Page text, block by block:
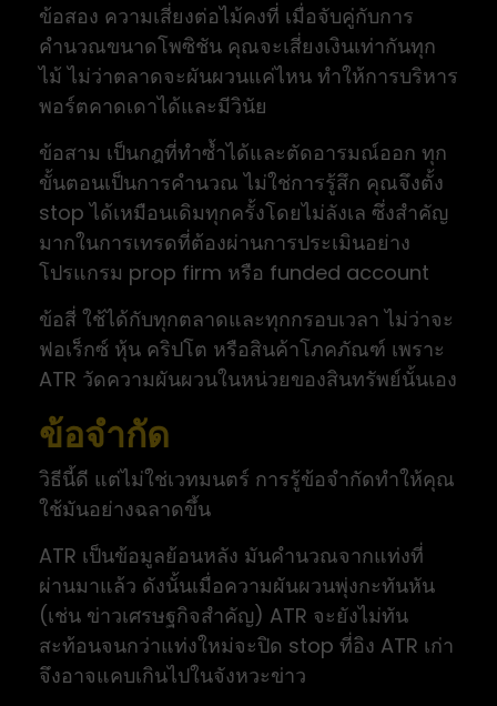
ข้อสอง ความเสี่ยงต่อไม้คงที่ เมื่อจับคู่กับการ
คำนวณขนาดโพซิชัน คุณจะเสี่ยงเงินเท่ากันทุก
ไม้ ไม่ว่าตลาดจะผันผวนแค่ไหน ทำให้การบริหาร
พอร์ตคาดเดาได้และมีวินัย
ข้อสาม เป็นกฎที่ทำซ้ำได้และตัดอารมณ์ออก ทุก
ขั้นตอนเป็นการคำนวณ ไม่ใช่การรู้สึก คุณจึงตั้ง
stop ได้เหมือนเดิมทุกครั้งโดยไม่ลังเล ซึ่งสำคัญ
มากในการเทรดที่ต้องผ่านการประเมินอย่าง
โปรแกรม prop firm หรือ funded account
ข้อสี่ ใช้ได้กับทุกตลาดและทุกกรอบเวลา ไม่ว่าจะ
ฟอเร็กซ์ หุ้น คริปโต หรือสินค้าโภคภัณฑ์ เพราะ
ATR วัดความผันผวนในหน่วยของสินทรัพย์นั้นเอง
ข้อจำกัด
วิธีนี้ดี แต่ไม่ใช่เวทมนตร์ การรู้ข้อจำกัดทำให้คุณ
ใช้มันอย่างฉลาดขึ้น
ATR เป็นข้อมูลย้อนหลัง มันคำนวณจากแท่งที่
ผ่านมาแล้ว ดังนั้นเมื่อความผันผวนพุ่งกะทันหัน
(เช่น ข่าวเศรษฐกิจสำคัญ) ATR จะยังไม่ทัน
สะท้อนจนกว่าแท่งใหม่จะปิด stop ที่อิง ATR เก่า
จึงอาจแคบเกินไปในจังหวะข่าว